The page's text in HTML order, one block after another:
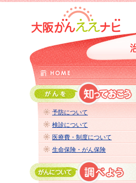
予防について
検診について
医療費・制度について
生命保険・がん保険